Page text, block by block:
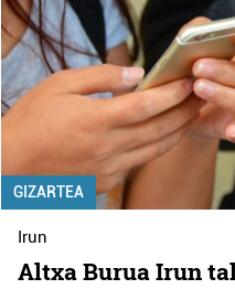
GIZARTEA
Irun
Altxa Burua Irun